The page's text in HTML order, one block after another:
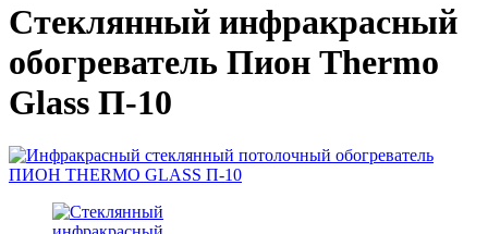
Стеклянный инфракрасный
обогреватель Пион Thermo
Glass П-10